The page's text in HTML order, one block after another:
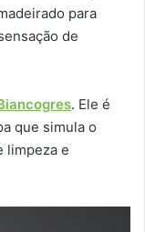
para
de
. Ele é
que simula o
limpeza e